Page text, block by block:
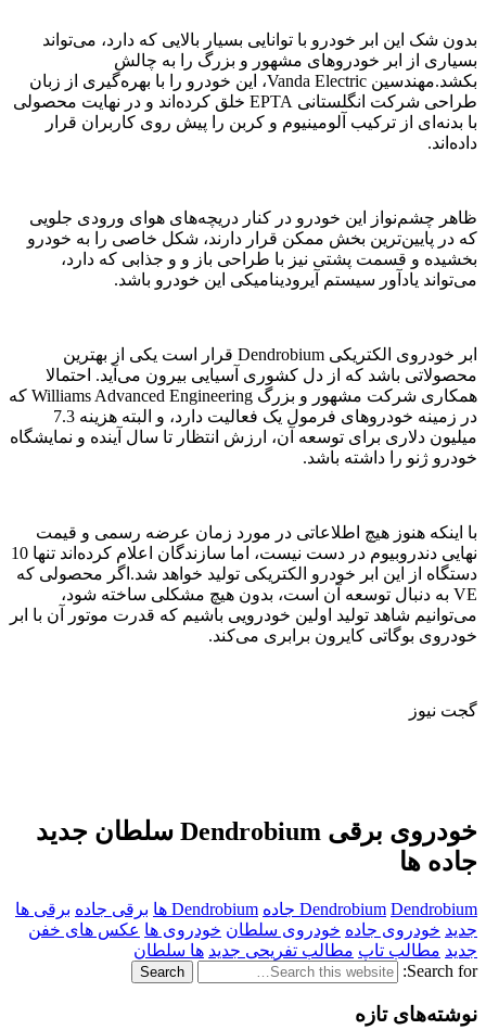
بدون شک این ابر خودرو با توانایی بسیار بالایی که دارد، می‌تواند
بسیاری از ابر خودروهای مشهور و بزرگ را به چالش
بکشد.مهندسین Vanda Electric، این خودرو را با بهره‌گیری از زبان
طراحی شرکت انگلستانی EPTA خلق کرده‌اند و در نهایت محصولی
با بدنه‌ای از ترکیب آلومینیوم و کربن را پیش روی کاربران قرار
داده‌اند.
ظاهر چشم‌نواز این خودرو در کنار دریچه‌های هوای ورودی جلویی
که در پایین‌ترین بخش ممکن قرار دارند، شکل خاصی را به خودرو
بخشیده و قسمت پشتی نیز با طراحی باز و و جذابی که دارد،
می‌تواند یادآور سیستم آیرودینامیکی این خودرو باشد.
ابر خودروی الکتریکی Dendrobium قرار است یکی از بهترین
محصولاتی باشد که از دل کشوری آسیایی بیرون می‌آید. احتمالا
همکاری شرکت مشهور و بزرگ Williams Advanced Engineering که
در زمینه خودروهای فرمول یک فعالیت دارد، و البته هزینه 7.3
میلیون دلاری برای توسعه آن، ارزش انتظار تا سال آینده و نمایشگاه
خودرو ژنو را داشته باشد.
با اینکه هنوز هیچ اطلاعاتی در مورد زمان عرضه رسمی و قیمت
نهایی دندروبیوم در دست نیست، اما سازندگان اعلام کرده‌اند تنها 10
دستگاه از این ابر خودرو الکتریکی تولید خواهد شد.اگر محصولی که
VE به دنبال توسعه آن است، بدون هیچ مشکلی ساخته شود،
می‌توانیم شاهد تولید اولین خودرویی باشیم که قدرت موتور آن با ابر
خودروی بوگاتی کایرون برابری می‌کند.
گجت نیوز
خودروی برقی Dendrobium سلطان جدید
جاده ها
Dendrobium Dendrobium جاده Dendrobium ها برقی جاده برقی ها
جدید خودروی جاده خودروی سلطان خودروی ها عکس های خفن
جدید مطالب تاپ مطالب تفریحی جدید ها سلطان
Search for:
نوشته‌های تازه